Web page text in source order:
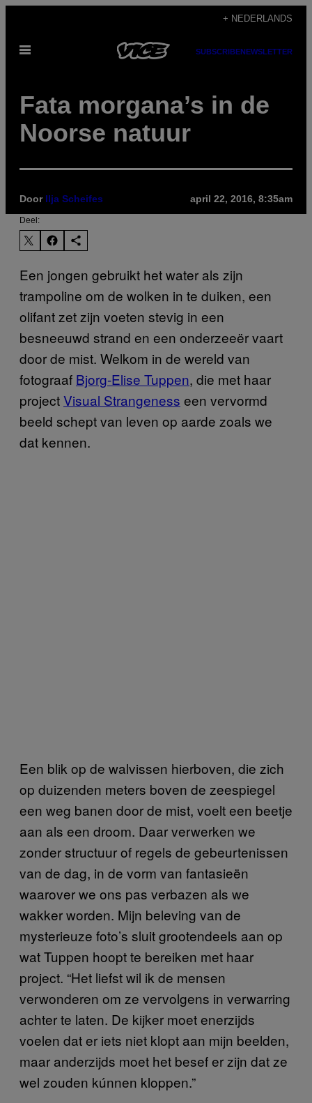
de
+ NEDERLANDS
Open
SUBSCRIBENEWSLETTER
Fata morgana’s in de
Noorse natuur
Door Ilja Scheifes april 22, 2016, 8:35am
Deel:
Een jongen gebruikt het water als zijn
trampoline om de wolken in te duiken, een
olifant zet zijn voeten stevig in een
besneeuwd strand en een onderzeeër vaart
door de mist. Welkom in de wereld van
fotograaf Bjorg-Elise Tuppen, die met haar
projectVisual Strangeness een vervormd
beeld schept van leven op aarde zoals we
dat kennen.
Een blik op de walvissen hierboven, die zich
op duizenden meters boven de zeespiegel
een weg banen door de mist, voelt een beetje
aan als een droom. Daar verwerken we
zonder structuur of regels de gebeurtenissen
van de dag, in de vorm van fantasieën
waarover we ons pas verbazen als we
wakker worden. Mijn beleving van de
mysterieuze foto’s sluit grootendeels aan op
wat Tuppen hoopt te bereiken met haar
project. “Het liefst wil ik de mensen
verwonderen om ze vervolgens in verwarring
achter te laten. De kijker moet enerzijds
voelen dat er iets niet klopt aan mijn beelden,
maar anderzijds moet het besef er zijn dat ze
wel zouden kúnnen kloppen.”